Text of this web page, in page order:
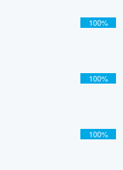
100%
100%
100%